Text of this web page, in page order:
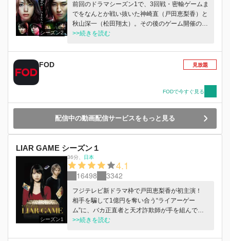
シーズン2
前回のドラマシーズン1で、3回戦・密輸ゲームま
でをなんとか戦い抜いた神崎直（戸田恵梨香）と
秋山深一（松田翔太）。その後のゲーム開催の連
絡もなく、無事にライアーゲームから離脱でき
もや直のもとへ送られてきた！！ ライアーゲー
ム事務局員・谷村（渡辺いっけい）の巧みな誘い
エリー（吉瀬美智子）も秋山と不気味に接触。新
たな恐怖は確実に始まっていた・・・。 そして
敵”福永（鈴木浩介）の姿が！異様な空気に怯え
る直の前に颯爽と現れたのは、“白馬の騎士”秋山
ームが分かれて戦う。直、秋山、福永チームの前
には、新たに3人の強敵が登場！このゲームは、
それぞれ先鋒、中堅、大将を決めて競り合うの
だ。 事務局から提示されたゲームのタイトルは
「24連装ロシアンルーレット」「17ポーカー」
「回らないルーレット」というド肝が抜かれるも
のばかり。果たして、直、秋山、福永らは、この
死闘をくぐり抜けられるのか？ そして秋山の前
ギリギリの勝負の先に見えてくるのは、ライアー
>>続きを読む
FOD 見放題
FODで今すぐ見る
配信中の動画配信サービスをもっと見る
LIAR GAME シーズン１
シーズン1
36分 日本
4.1
16498 3342
フジテレビ新ドラマ枠で戸田恵梨香が初主演！
相手を騙して1億円を奪い合う“ライアーゲー
ム”に、バカ正直者と天才詐欺師が手を組んで立
ち向かう！戸田恵梨香＆松田翔太のフレッシュコ
>>続きを読む